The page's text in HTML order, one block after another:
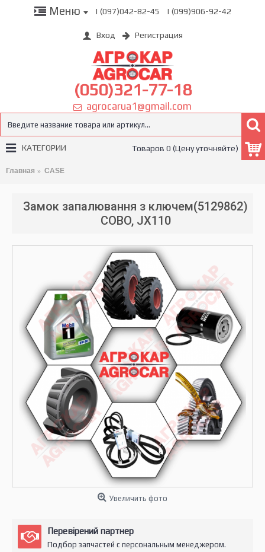
Меню | (097)042-82-45 | (099)906-92-42
Вход Регистрация
(050)321-77-18
agrocarua1@gmail.com
Товаров 0 (Цену уточняйте)
КАТЕГОРИИ
Главная CASE
Замок запалювання з ключем(5129862)
COBO, JX110
Увеличить фото
Перевірений партнер
Подбор запчастей с персональным менеджером.